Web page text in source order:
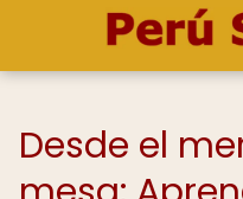
Desde el